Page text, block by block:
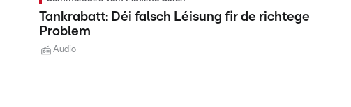
Tankrabatt: Déi falsch Léisung fir de richtege
Problem
Audio